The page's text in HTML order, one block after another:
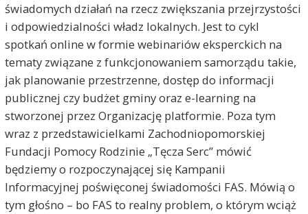
świadomych działań na rzecz zwiększania przejrzystości
i odpowiedzialności władz lokalnych. Jest to cykl
spotkań online w formie webinariów eksperckich na
tematy związane z funkcjonowaniem samorządu takie,
jak planowanie przestrzenne, dostęp do informacji
publicznej czy budżet gminy oraz e-learning na
stworzonej przez Organizację platformie. Poza tym
wraz z przedstawicielkami Zachodniopomorskiej
Fundacji Pomocy Rodzinie „Tęcza Serc” mówić
będziemy o rozpoczynającej się Kampanii
Informacyjnej poświęconej świadomości FAS. Mówią o
tym głośno – bo FAS to realny problem, o którym wciąż